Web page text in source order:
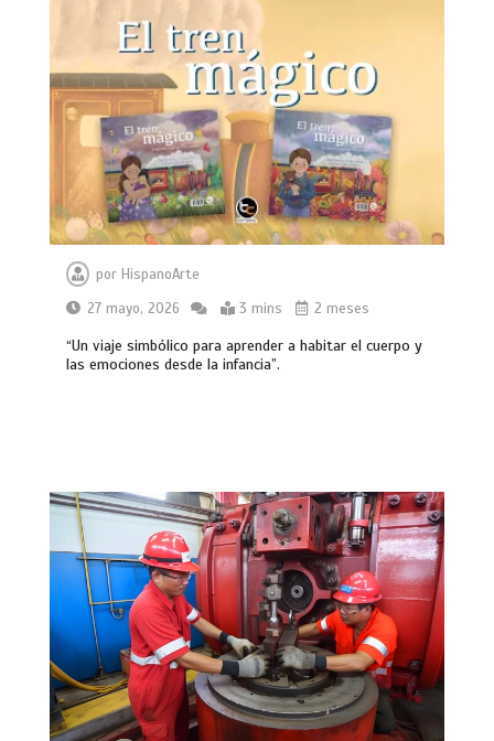
por HispanoArte
27 mayo, 2026
3 mins 2 meses
“Un viaje simbólico para aprender a habitar el cuerpo y
las emociones desde la infancia”.